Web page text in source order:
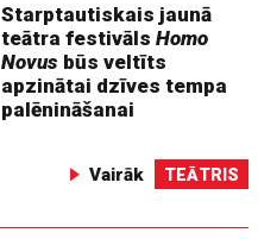
Starptautiskais jaunā
teātra festivālsHomo
Novus būs veltīts
apzinātai dzīves tempa
palēnināšanai
Vairāk TEĀTRIS